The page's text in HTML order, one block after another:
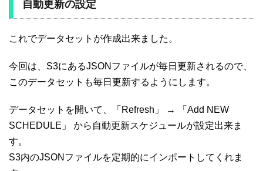
自動更新の設定
これでデータセットが作成出来ました。
今回は、S3にあるJSONファイルが毎日更新されるので、
このデータセットも毎日更新するようにします。
データセットを開いて、「Refresh」 → 「Add NEW
SCHEDULE」 から自動更新スケジュールが設定出来ま
す。
S3内のJSONファイルを定期的にインポートしてくれま